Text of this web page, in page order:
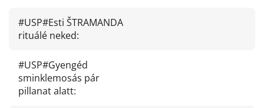
#USP#Esti ŠTRAMANDA
rituálé neked:
#USP#Gyengéd
sminklemosás pár
pillanat alatt: